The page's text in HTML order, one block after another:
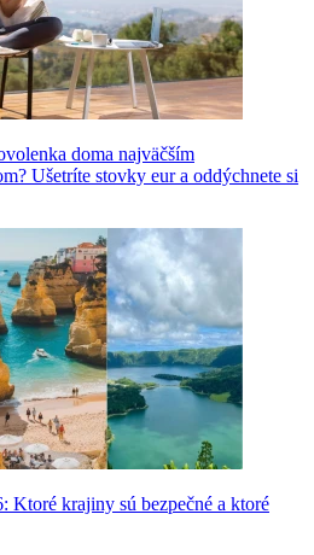
doma najväčším
Ušetríte stovky eur a oddýchnete si
Ktoré krajiny sú bezpečné a ktoré